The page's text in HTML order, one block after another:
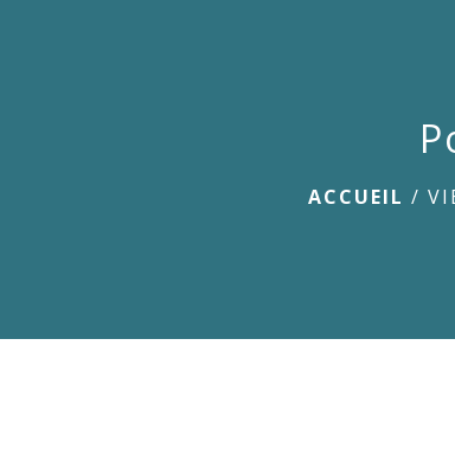
ACCUEIL /